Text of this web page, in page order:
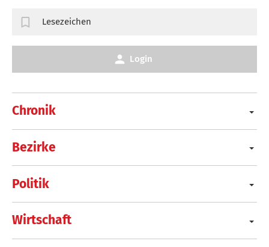
Chronik
Bezirke
Politik
Wirtschaft
Lesezeichen
Login